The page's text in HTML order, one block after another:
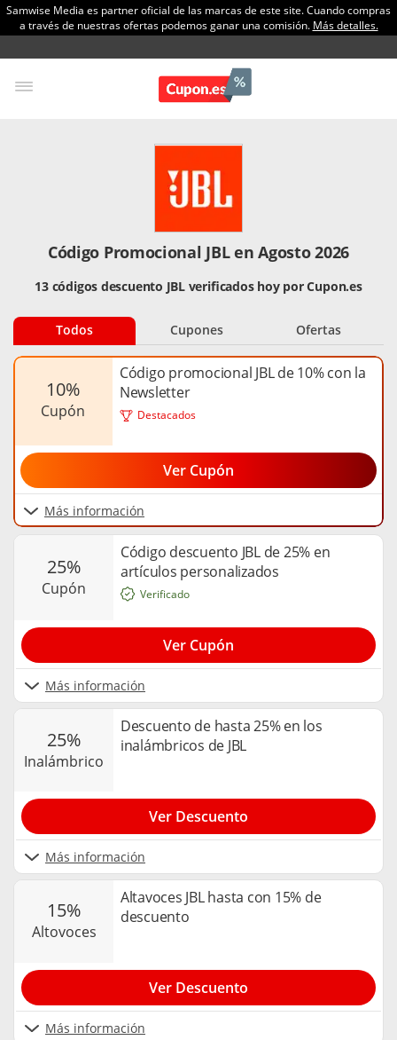
Samwise Media es partner oficial de las marcas de este site. Cuando compras
a través de nuestras ofertas podemos ganar una comisión. Más detalles.
Código Promocional JBL en Agosto 2026
13 códigos descuento JBL verificados hoy por Cupon.es
Todos Cupones Ofertas
Destacados
10%
cupón
Código promocional JBL de 10% con la
Newsletter
Más información
Ver Cupón
25%
cupón
Código descuento JBL de 25% en
artículos personalizados
Más información
Verificado
Ver Cupón
25%
inalámbrico
Descuento de hasta 25% en los
inalámbricos de JBL
Más información
Ver Descuento
15%
altovoces
Altavoces JBL hasta con 15% de
descuento
Más información
Ver Descuento